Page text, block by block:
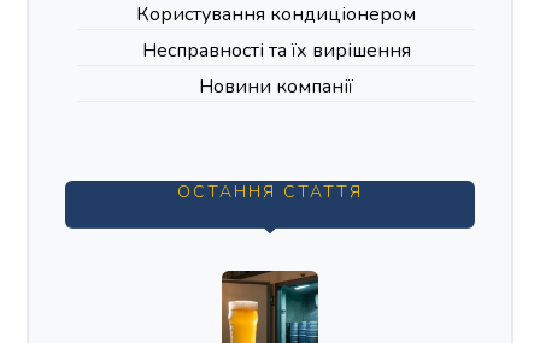
Користування кондиціонером
Несправності та їх вирішення
Новини компанії
ОСТАННЯ СТАТТЯ